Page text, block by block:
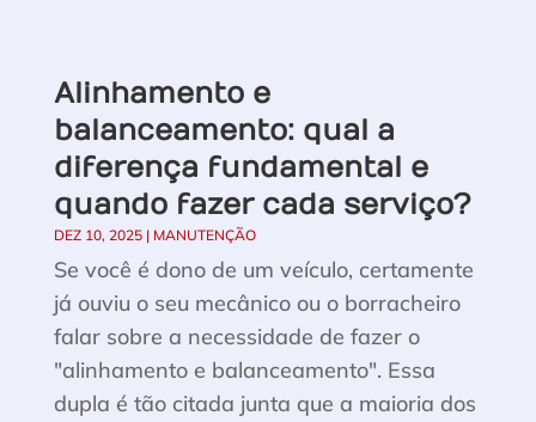
Alinhamento e
balanceamento: qual a
diferença fundamental e
quando fazer cada serviço?
DEZ 10, 2025| MANUTENÇÃO
Se você é dono de um veículo, certamente
já ouviu o seu mecânico ou o borracheiro
falar sobre a necessidade de fazer o
"alinhamento e balanceamento". Essa
dupla é tão citada junta que a maioria dos